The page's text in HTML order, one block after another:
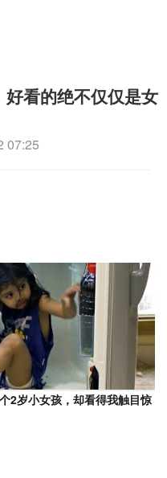
好看的绝不仅仅是女
07:25
2岁小女孩，却看得我触目惊